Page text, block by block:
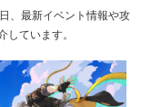
、最新イベント情報や攻
しています。